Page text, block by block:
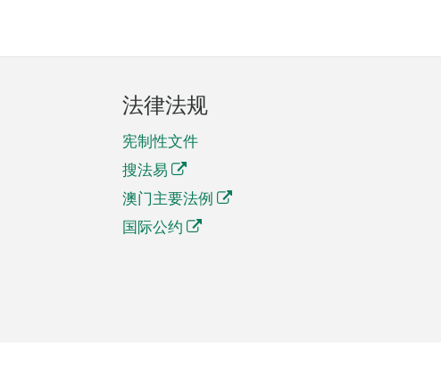
法律法规
宪制性文件
搜法易
澳门主要法例
国际公约